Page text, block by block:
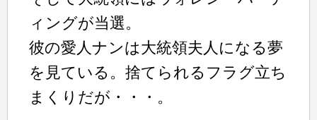
ィングが当選。
彼の愛人ナンは大統領夫人になる夢
を見ている。捨てられるフラグ立ち
まくりだが・・・。